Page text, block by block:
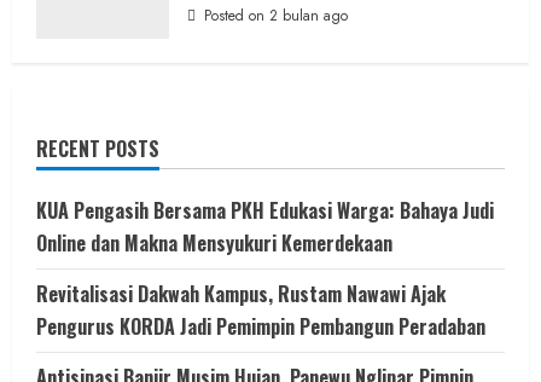
Posted on 2 bulan ago
RECENT POSTS
KUA Pengasih Bersama PKH Edukasi Warga: Bahaya Judi
Online dan Makna Mensyukuri Kemerdekaan
Revitalisasi Dakwah Kampus, Rustam Nawawi Ajak
Pengurus KORDA Jadi Pemimpin Pembangun Peradaban